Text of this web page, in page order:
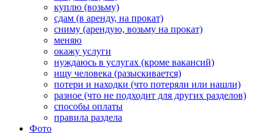
куплю (возьму)
сдам (в аренду, на прокат)
сниму (арендую, возьму на прокат)
меняю
окажу услуги
нуждаюсь в услугах (кроме вакансий)
ищу человека (разыскивается)
потери и находки (что потеряли или нашли)
разное (что не подходит для других разделов)
способы оплаты
правила раздела
Фото